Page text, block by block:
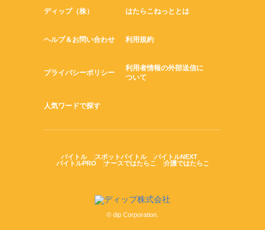
ディップ（株） はたらこねっととは
ヘルプ＆お問い合わせ 利用規約
プライバシーポリシー
利用者情報の外部送信に
ついて
人気ワードで探す
バイトル スポットバイトル
バイトルNEXT
バイトルPRO
ナースではたらこ 介護ではたらこ
© dip Corporation.